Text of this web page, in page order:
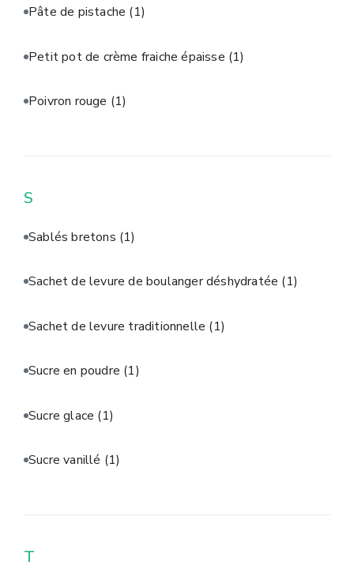
Pâte de pistache (1)
Petit pot de crème fraiche épaisse (1)
Poivron rouge (1)
S
Sablés bretons (1)
Sachet de levure de boulanger déshydratée (1)
Sachet de levure traditionnelle (1)
Sucre en poudre (1)
Sucre glace (1)
Sucre vanillé (1)
T